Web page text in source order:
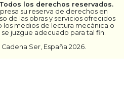
Todos los derechos reservados.
su reserva de derechos en
de las obras y servicios ofrecidos
los medios de lectura mecánica o
juzgue adecuado para tal fin.
Ser, España 2026.